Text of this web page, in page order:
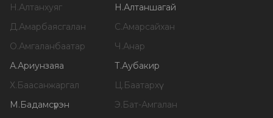
Н.Алтанхуяг Н.Алтаншагай
Д.Амарбаясгалан С.Амарсайхан
О.Амгаланбаатар Ч.Анар
А.Ариунзаяа Т.Аубакир
Х.Баасанжаргал Ц.Баатархүү
М.Бадамсүрэн Э.Бат-Амгалан